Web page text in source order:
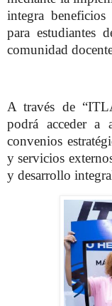
integra beneficios
para estudiantes
comunidad
A través de
podrá acceder a
convenios
y servicios
y desarrollo